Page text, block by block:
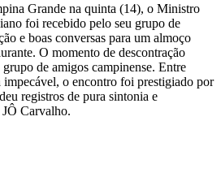
Grande na quinta (14), o Ministro
foi recebido pelo seu grupo de
e boas conversas para um almoço
O momento de descontração
de amigos campinense. Entre
impecável, o encontro foi prestigiado por
registros de pura sintonia e
Carvalho.